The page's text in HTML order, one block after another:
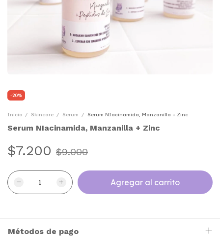
-20%
Inicio / Skincare / Serum / Serum NIacinamida, Manzanilla + Zinc
Serum NIacinamida, Manzanilla + Zinc
$7.200 $9.000
Métodos de pago